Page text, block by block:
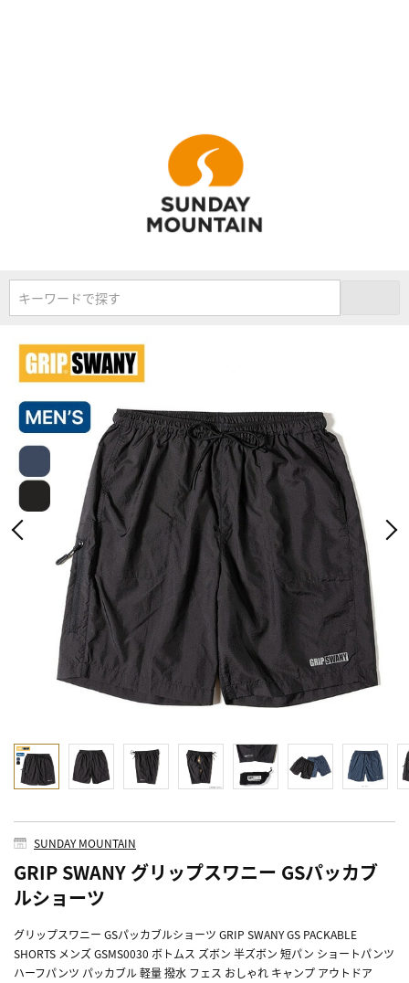
キーワードで探す
SUNDAY MOUNTAIN
GRIP SWANY グリップスワニー GSパッカブ
ルショーツ
グリップスワニー GSパッカブルショーツ GRIP SWANY GS PACKABLE
SHORTS メンズ GSMS0030 ボトムス ズボン 半ズボン 短パン ショートパンツ
ハーフパンツ パッカブル 軽量 撥水 フェス おしゃれ キャンプ アウトドア